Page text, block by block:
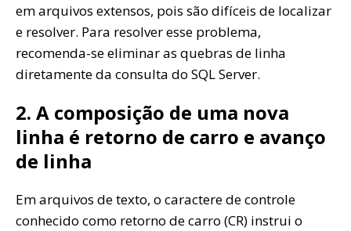
em arquivos extensos, pois são difíceis de localizar
e resolver. Para resolver esse problema,
recomenda-se eliminar as quebras de linha
diretamente da consulta do SQL Server.
2. A composição de uma nova
linha é retorno de carro e avanço
de linha
Em arquivos de texto, o caractere de controle
conhecido como retorno de carro (CR) instrui o